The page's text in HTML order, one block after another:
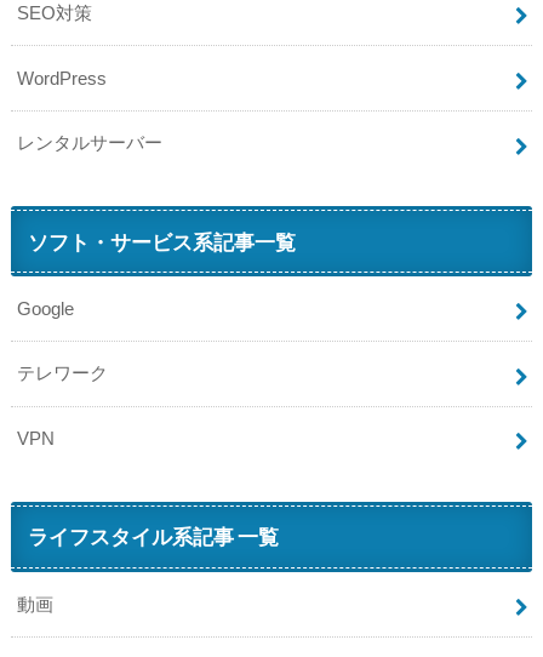
SEO対策
WordPress
レンタルサーバー
ソフト・サービス系記事一覧
Google
テレワーク
VPN
ライフスタイル系記事 一覧
動画